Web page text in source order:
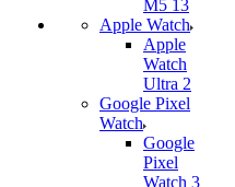
M5 13
Apple Watch
Apple
Watch
Ultra 2
Google Pixel
Watch
Google
Pixel
Watch 3